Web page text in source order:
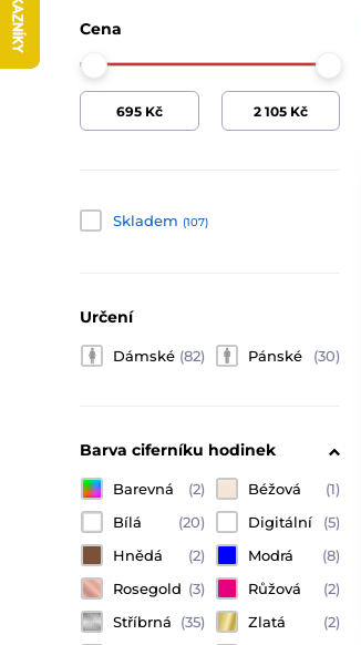
Cena
Skladem (107)
Určení
Dámské (82) Pánské (30)
Barva ciferníku hodinek
Barevná (2) Béžová
(1)
Bílá
(20) Digitální
(5)
Hnědá
(2) Modrá
(8)
Rosegold (3) Růžová
(2)
Stříbrná
(35) Zlatá
(2)